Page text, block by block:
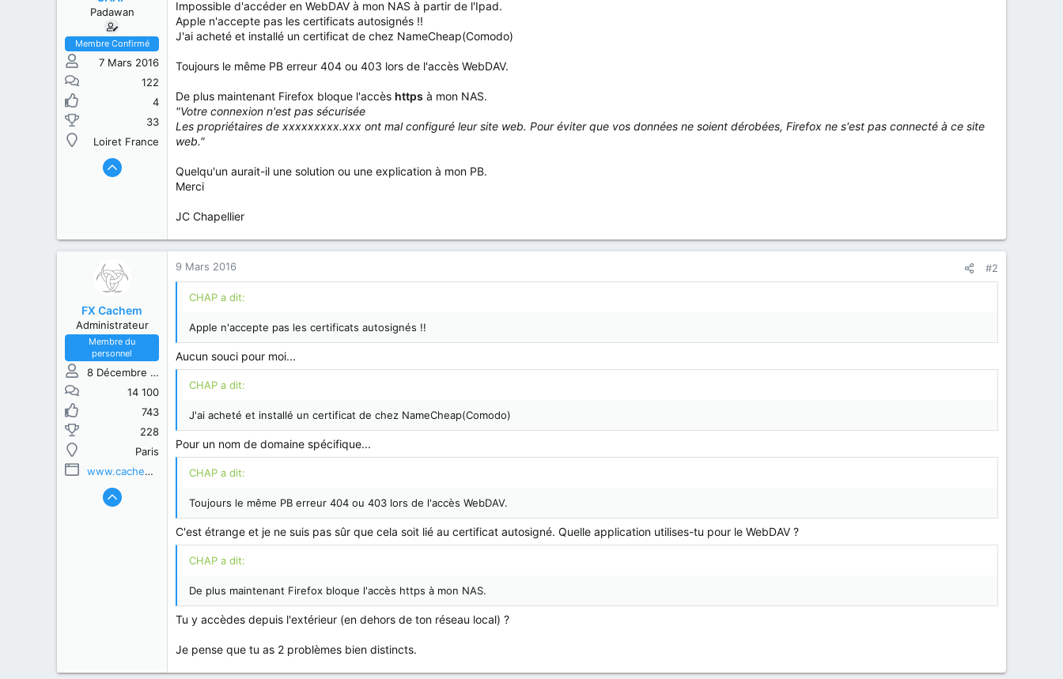
t
u
Padawan
Membre Confirmé
7 Mars 2016
122
4
33
Loiret France
Impossible d'accéder en WebDAV à mon NAS à partir de l'Ipad.
Apple n'accepte pas les certificats autosignés !!
J'ai acheté et installé un certificat de chez NameCheap(Comodo)
Toujours le même PB erreur 404 ou 403 lors de l'accès WebDAV.
De plus maintenant Firefox bloque l'accès https à mon NAS.
"Votre connexion n'est pas sécurisée
Les propriétaires de xxxxxxxxx.xxx ont mal configuré leur site web. Pour éviter que vos données ne soient dérobées, Firefox ne s'est pas connecté à ce site
web."
Quelqu'un aurait-il une solution ou une explication à mon PB.
Merci
JC Chapellier
FX Cachem
Administrateur
Membre du
personnel
8 Décembre 2013
14 100
743
228
Paris
www.cachem.fr
9 Mars 2016 #2
CHAP a dit:
Apple n'accepte pas les certificats autosignés !!
Aucun souci pour moi...
CHAP a dit:
J'ai acheté et installé un certificat de chez NameCheap(Comodo)
Pour un nom de domaine spécifique...
CHAP a dit:
Toujours le même PB erreur 404 ou 403 lors de l'accès WebDAV.
C'est étrange et je ne suis pas sûr que cela soit lié au certificat autosigné. Quelle application utilises-tu pour le WebDAV ?
CHAP a dit:
De plus maintenant Firefox bloque l'accès https à mon NAS.
Tu y accèdes depuis l'extérieur (en dehors de ton réseau local) ?
Je pense que tu as 2 problèmes bien distincts.